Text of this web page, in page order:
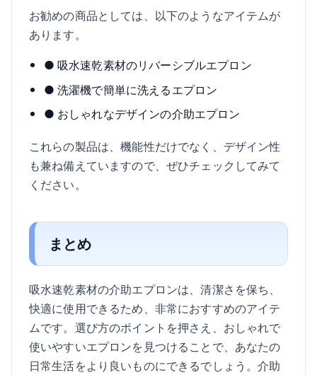
お勧めの商品としては、以下のようなアイテムが
あります。
● 吸水速乾素材のリバーシブルエプロン
● 洗濯機で簡単に洗えるエプロン
● おしゃれなデザインの介助エプロン
これらの製品は、機能性だけでなく、デザイン性
も兼ね備えていますので、ぜひチェックしてみて
ください。
まとめ
吸水速乾素材の介助エプロンは、清潔さを保ち、
快適に使用できるため、非常におすすめのアイテ
ムです。選び方のポイントを押さえ、おしゃれで
使いやすいエプロンを見つけることで、あなたの
日常生活をより良いものにできるでしょう。介助